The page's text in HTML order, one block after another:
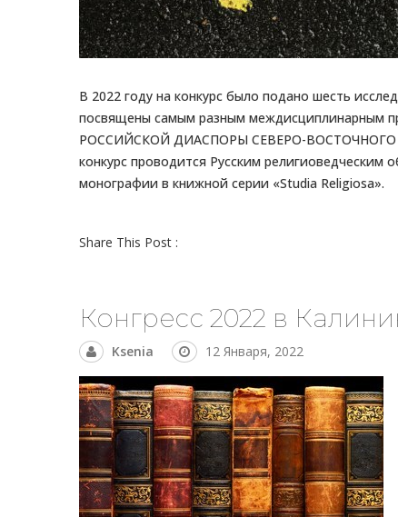
В 2022 году на конкурс было подано шесть
посвящены самым разным междисциплинарным
РОССИЙСКОЙ ДИАСПОРЫ СЕВЕРО-ВОСТОЧНОГО
конкурс проводится Русским
монографии в книжной серии «Studia Religiosa».
Share This Post :
Конгресс 2022 в
Ksenia 12 Января, 2022